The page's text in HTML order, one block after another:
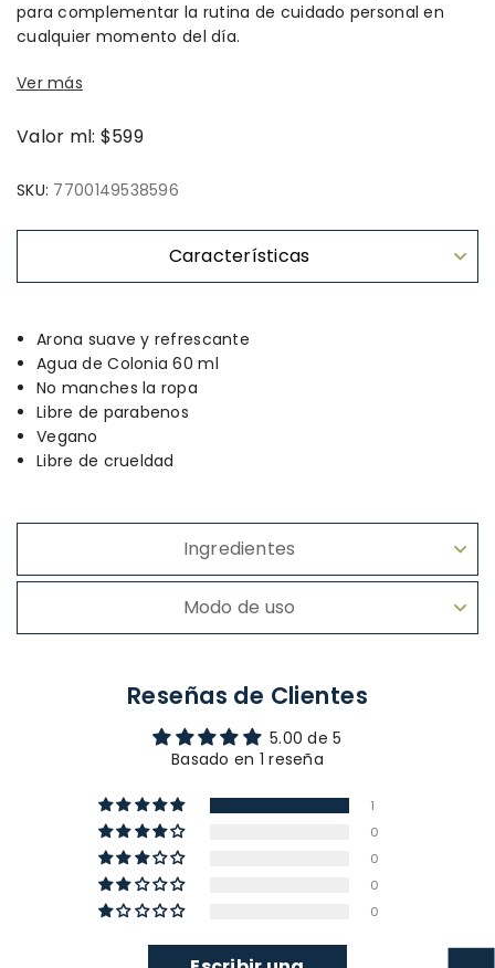
para complementar la rutina de cuidado personal en
cualquier momento del día.
Ver más
Valor ml: $599
SKU: 7700149538596
Características
Arona suave y refrescante
Agua de Colonia 60 ml
No manches la ropa
Libre de parabenos
Vegano
Libre de crueldad
Ingredientes
Modo de uso
Reseñas de Clientes
5.00 de 5
Basado en 1 reseña
1
0
0
0
0